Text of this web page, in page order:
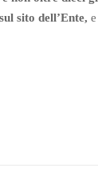
sito dell’Ente,